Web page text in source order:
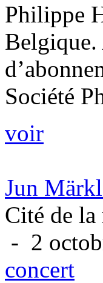
Philippe
Belgique.
Société
voir
Jun
Cité de la
- 2
concert